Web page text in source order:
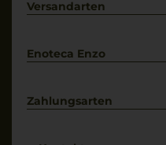
Kontakt
Versandarten
Enoteca Enzo
Bewertungs-Richtlinien
Zahlungsarten